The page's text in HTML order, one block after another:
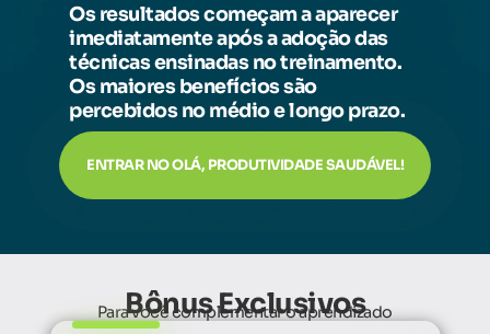
Os resultados começam a aparecer
imediatamente após a adoção das
técnicas ensinadas no treinamento.
Os maiores benefícios são
percebidos no médio e longo prazo.
ENTRAR NO OLÁ, PRODUTIVIDADE SAUDÁVEL!
Bônus Exclusivos
Para você complementar o aprendizado